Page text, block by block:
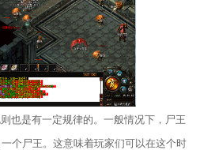
也是有一定规律的。一般情况下，尸王
个尸王。这意味着玩家们可以在这个时